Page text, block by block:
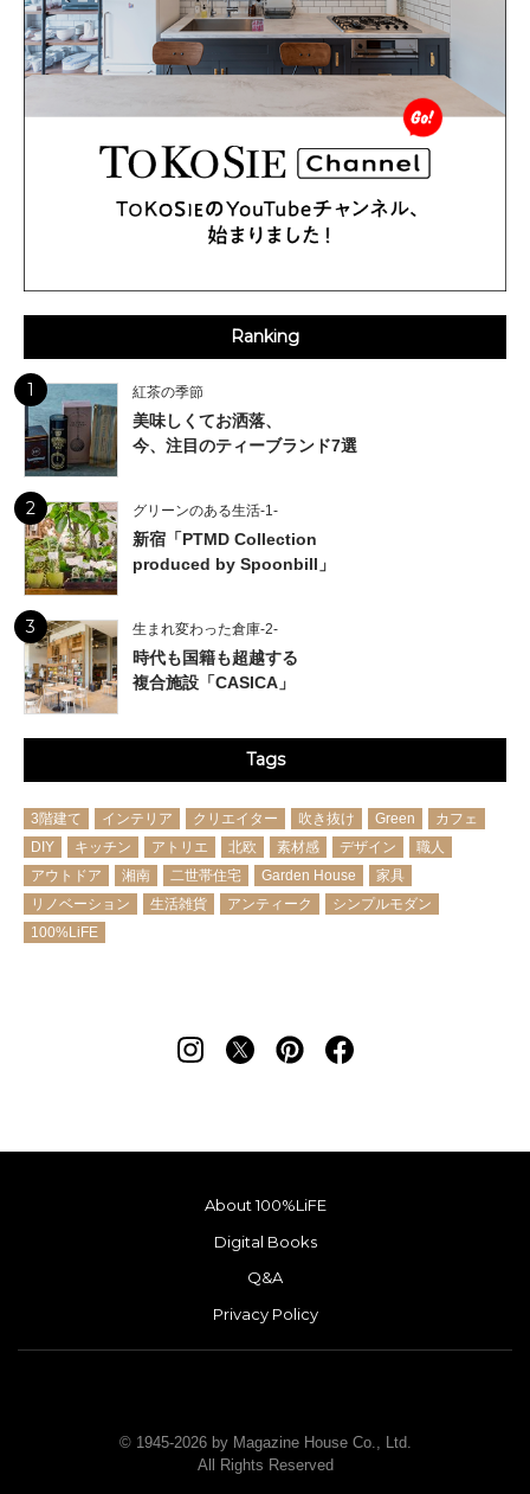
Ranking
1 紅茶の季節
美味しくてお洒落、
今、注目のティーブランド7選
2 グリーンのある生活-1-
新宿「PTMD Collection
produced by Spoonbill」
3 生まれ変わった倉庫-2-
時代も国籍も超越する
複合施設「CASICA」
Tags
3階建て インテリア クリエイター 吹き抜け Green
カフェ
DIY
キッチン アトリエ 北欧 素材感 デザイン
職人
アウトドア
湘南 二世帯住宅 Garden House
家具
リノベーション
生活雑貨 アンティーク
シンプルモダン
100%LiFE
About 100%LiFE
Digital Books
Q&A
Privacy Policy
© 1945-2026 by Magazine House Co., Ltd.
All Rights Reserved